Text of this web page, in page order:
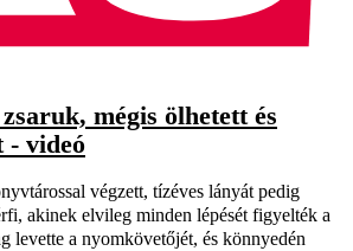
mégis ölhetett és
- videó
végzett, tízéves lányát pedig
akinek elvileg minden lépését figyelték a
levette a nyomkövetőjét, és könnyedén